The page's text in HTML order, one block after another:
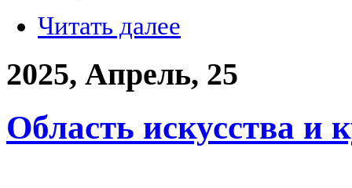
Читать далее
2025, Апрель, 25
Область искусства и